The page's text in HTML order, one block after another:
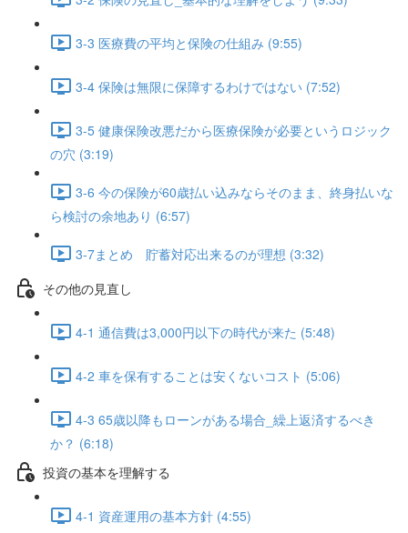
3-3 医療費の平均と保険の仕組み (9:55)
3-4 保険は無限に保障するわけではない (7:52)
3-5 健康保険改悪だから医療保険が必要というロジック
の穴 (3:19)
3-6 今の保険が60歳払い込みならそのまま、終身払いな
ら検討の余地あり (6:57)
3-7まとめ 貯蓄対応出来るのが理想 (3:32)
その他の見直し
4-1 通信費は3,000円以下の時代が来た (5:48)
4-2 車を保有することは安くないコスト (5:06)
4-3 65歳以降もローンがある場合_繰上返済するべき
か？ (6:18)
投資の基本を理解する
4-1 資産運用の基本方針 (4:55)